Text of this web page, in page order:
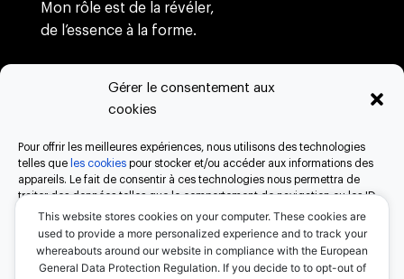
Gérer le consentement aux
cookies
Pour offrir les meilleures expériences, nous utilisons des technologies
telles que les cookies pour stocker et/ou accéder aux informations des
appareils. Le fait de consentir à ces technologies nous permettra de
traiter des données telles que le comportement de navigation ou les ID
uniques sur ce site. Le fait de ne pas consentir ou de retirer son
consentement peut avoir un effet négatif sur certaines caractéristiques
et fonctions.
Mon rôle est de la révéler,
de l’essence à la forme.
branding
webdesign
process
à propos
This website stores cookies on your computer. These cookies are
used to provide a more personalized experience and to track your
whereabouts around our website in compliance with the European
General Data Protection Regulation. If you decide to to opt-out of